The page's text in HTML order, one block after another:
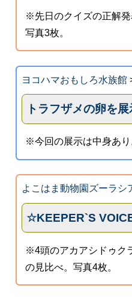
※先日のクイズの正解
写真3枚。
ヨコハマおもしろ水族館
トラフザメの卵を
※今回の展示は中身あり
よこはま動物園ズーラシ
☆KEEPER`S
※4頭のアカアシドゥク
の見比べ。写真4枚。